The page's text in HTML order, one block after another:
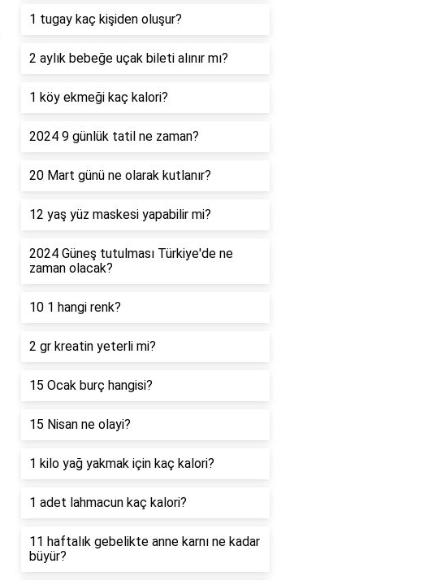
1 tugay kaç kişiden oluşur?
2 aylık bebeğe uçak bileti alınır mı?
1 köy ekmeği kaç kalori?
2024 9 günlük tatil ne zaman?
20 Mart günü ne olarak kutlanır?
12 yaş yüz maskesi yapabilir mi?
2024 Güneş tutulması Türkiye'de ne
zaman olacak?
10 1 hangi renk?
2 gr kreatin yeterli mi?
15 Ocak burç hangisi?
15 Nisan ne olayi?
1 kilo yağ yakmak için kaç kalori?
1 adet lahmacun kaç kalori?
11 haftalık gebelikte anne karnı ne kadar
büyür?